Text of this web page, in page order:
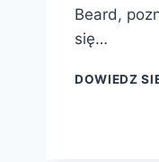
Beard,
się…
DOWIEDZ